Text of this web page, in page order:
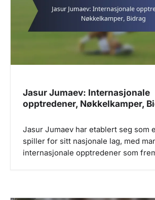
n
Jasur Jumaev: Internasjonale
opptredener, Nøkkelkamper,
Jasur Jumaev har etablert seg som
spiller for sitt nasjonale lag, med
internasjonale opptredener som